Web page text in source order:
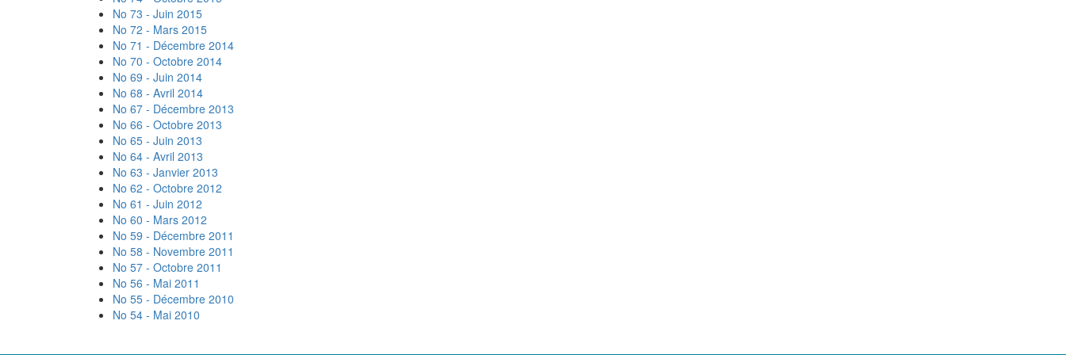
No 73 - Juin 2015
No 72 - Mars 2015
No 71 - Décembre 2014
No 70 - Octobre 2014
No 69 - Juin 2014
No 68 - Avril 2014
No 67 - Décembre 2013
No 66 - Octobre 2013
No 65 - Juin 2013
No 64 - Avril 2013
No 63 - Janvier 2013
No 62 - Octobre 2012
No 61 - Juin 2012
No 60 - Mars 2012
No 59 - Décembre 2011
No 58 - Novembre 2011
No 57 - Octobre 2011
No 56 - Mai 2011
No 55 - Décembre 2010
No 54 - Mai 2010